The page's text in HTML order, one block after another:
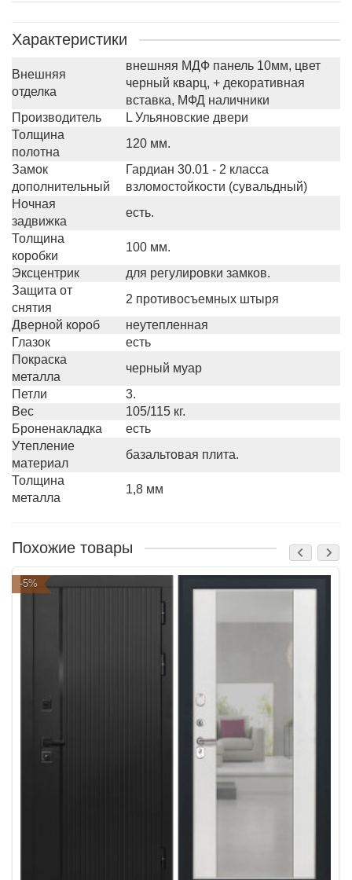
Характеристики
Внешняя
отделка
внешняя МДФ панель 10мм, цвет
черный кварц, + декоративная
вставка, МФД наличники
Производитель
L Ульяновские двери
Толщина
полотна
120 мм.
Замок
дополнительный
Гардиан 30.01 - 2 класса
взломостойкости (сувальдный)
Ночная
задвижка
есть.
Толщина
коробки
100 мм.
Эксцентрик
для регулировки замков.
Защита от
снятия
2 противосъемных штыря
Дверной короб
неутепленная
Глазок
есть
Покраска
металла
черный муар
Петли
3.
Вес
105/115 кг.
Броненакладка
есть
Утепление
материал
базальтовая плита.
Толщина
металла
1,8 мм
Похожие товары
-5%